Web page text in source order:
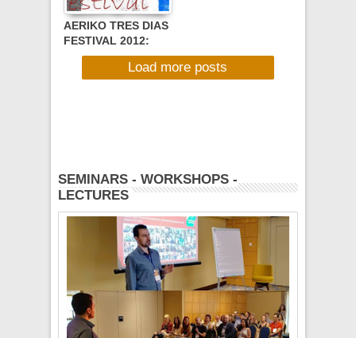
AERIKO TRES DIAS
FESTIVAL 2012:
30/8-1/9, Το
καλοκαίρι 2012Load more posts
SEMINARS - WORKSHOPS -
LECTURES